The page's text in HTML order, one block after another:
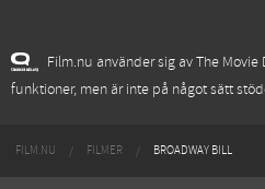
Film.nu använder sig av The Movie
funktioner, men är inte på något sätt
FILM.NU FILMER BROADWAY BILL